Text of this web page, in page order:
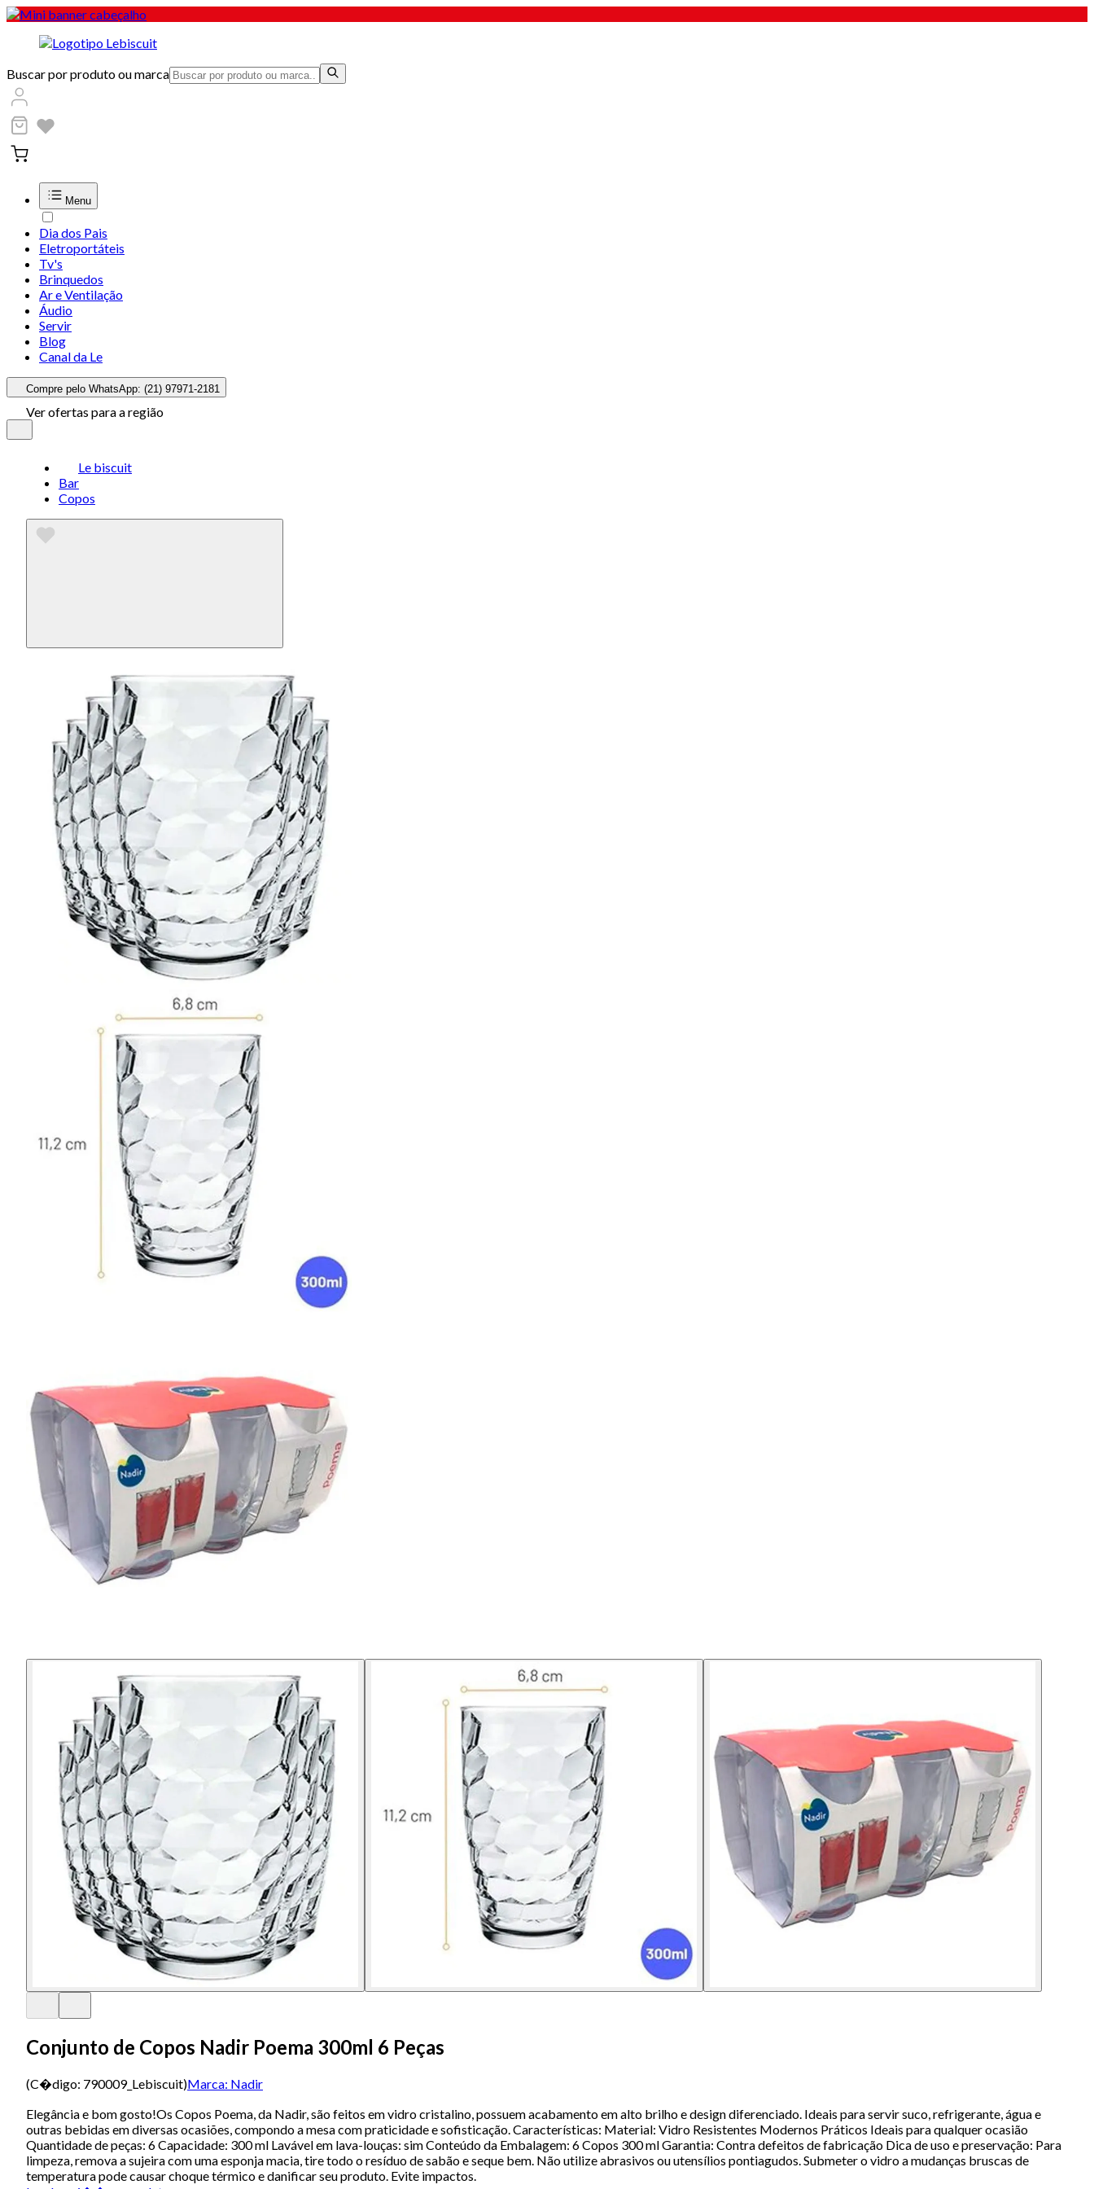
Buscar por produto ou marca
Menu
Dia dos Pais
Eletroportáteis
Tv's
Brinquedos
Ar e Ventilação
Áudio
Servir
Blog
Canal da Le
Compre pelo WhatsApp: (21) 97971-2181
Ver ofertas para a região
Le biscuit
Bar
Copos
Conjunto de Copos Nadir Poema 300ml 6 Peças
(C�digo: 790009_Lebiscuit)Marca: Nadir
Elegância e bom gosto!Os Copos Poema, da Nadir, são feitos em vidro cristalino, possuem acabamento em alto brilho e design diferenciado. Ideais para servir suco, refrigerante, água e
outras bebidas em diversas ocasiões, compondo a mesa com praticidade e sofisticação. Características: Material: Vidro Resistentes Modernos Práticos Ideais para qualquer ocasião
Quantidade de peças: 6 Capacidade: 300 ml Lavável em lava-louças: sim Conteúdo da Embalagem: 6 Copos 300 ml Garantia: Contra defeitos de fabricação Dica de uso e preservação: Para
limpeza, remova a sujeira com uma esponja macia, tire todo o resíduo de sabão e seque bem. Não utilize abrasivos ou utensílios pontiagudos. Submeter o vidro a mudanças bruscas de
temperatura pode causar choque térmico e danificar seu produto. Evite impactos.